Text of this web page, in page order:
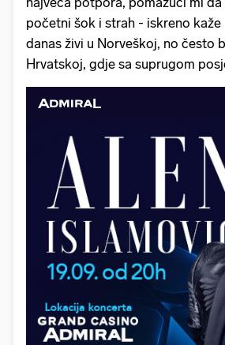
početni šok i strah - iskreno kaže
danas živi u Norveškoj, no često
Hrvatskoj, gdje sa suprugom